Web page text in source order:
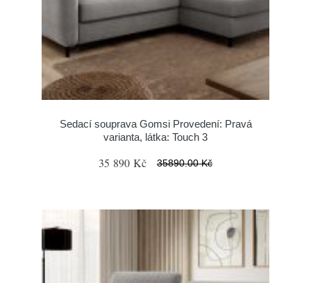
Sedací souprava Gomsi Provedení: Pravá
varianta, látka: Touch 3
35 890 Kč 35890.00 Kč